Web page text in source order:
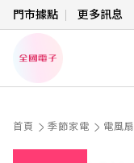
門市據點
首頁 季節家電 電風扇